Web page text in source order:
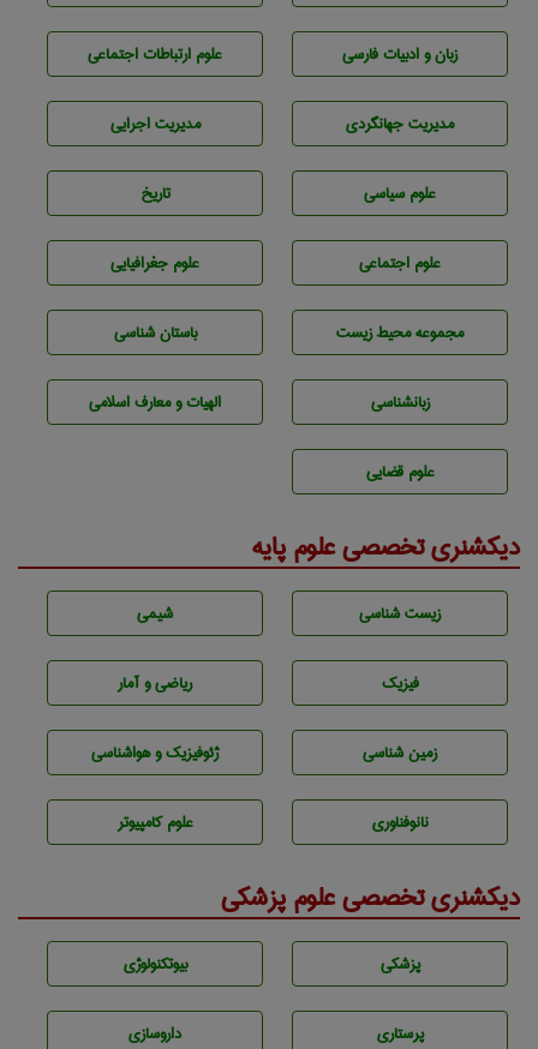
زبان و ادبيات فارسی علوم ارتباطات اجتماعی
مديريت جهانگردی مديريت اجرايی
علوم سياسی تاريخ
علوم اجتماعی علوم جغرافيايی
مجموعه محيط زيست باستان شناسی
زبانشناسی الهیات و معارف اسلامی
علوم قضایی
دیکشنری تخصصی علوم پایه
زيست شناسی شيمی
فیزیک ریاضی و آمار
زمين شناسی ژئوفيزيك و هواشناسی
نانوفناوری علوم کامپیوتر
دیکشنری تخصصی علوم پزشکی
پزشكی بيوتكنولوژی
پرستاری داروسازی